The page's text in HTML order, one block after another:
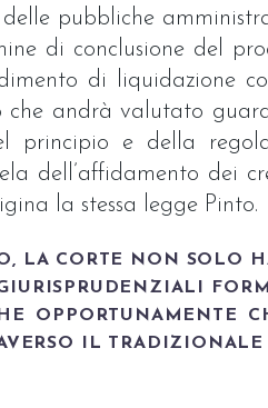
pubbliche
di conclusione del
di liquidazione
che andrà valutato
principio e della
dell’affidamento dei
la stessa legge Pinto.
LA CORTE NON SOLO
OPPORTUNAMENTE
IL